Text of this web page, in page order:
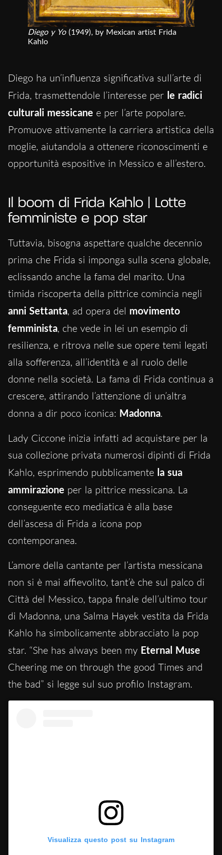
Diego y Yo(1949), by Mexican artist Frida
Kahlo
Diego ha un’influenza significativa sull’arte di
Frida, trasmettendole l’interesse per le radici
culturali messicane e per l’arte popolare.
Promuove attivamente la carriera artistica della
moglie, aiutandola a ottenere riconoscimenti e
opportunità espositive in Messico e all’estero.
Il boom di Frida Kahlo | Lotte
femministe e pop star
Tuttavia, bisogna aspettare qualche decennio
prima che Frida si imponga sulla scena globale,
eclissando anche la fama del marito. Una
timida riscoperta della pittrice comincia negli
anni Settanta, ad opera del movimento
femminista, che vede in lei un esempio di
resilienza, e ritrova nelle sue opere temi legati
alla sofferenza, all’identità e al ruolo delle
donne nella società. La fama di Frida continua a
crescere, attirando l’attenzione di un’altra
donna a dir poco iconica: Madonna.
Lady Ciccone inizia infatti ad acquistare per la
sua collezione privata numerosi dipinti di Frida
Kahlo, esprimendo pubblicamente la sua
ammirazione per la pittrice messicana. La
conseguente eco mediatica è alla base
dell’ascesa di Frida a icona pop
contemporanea.
L’amore della cantante per l’artista messicana
non si è mai affievolito, tant’è che sul palco di
Città del Messico, tappa finale dell’ultimo tour
di Madonna, una Salma Hayek vestita da Frida
Kahlo ha simbolicamente abbracciato la pop
star. “She has always been my Eternal Muse
Cheering me on through the good Times and
the bad” si legge sul suo profilo Instagram.
Visualizza questo post su Instagram